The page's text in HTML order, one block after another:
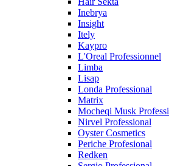
Inebrya
Insight
Itely
Kaypro
L'Oreal Professionnel
Limba
Lisap
Londa Professional
Matrix
Mocheqi Musk
Nirvel Professional
Oyster Cosmetics
Periche Profesional
Redken